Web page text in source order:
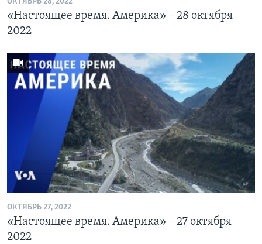
«Настоящее время. Америка» – 28 октября
2022
ОКТЯБРЬ 27, 2022
«Настоящее время. Америка» – 27 октября
2022